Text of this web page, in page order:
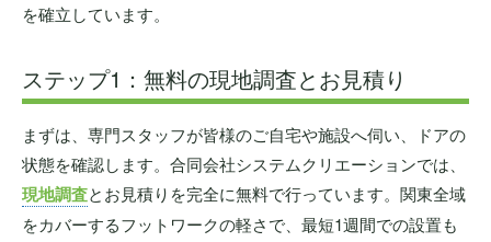
を確立しています。
ステップ1：無料の現地調査とお見積り
まずは、専門スタッフが皆様のご自宅や施設へ伺い、ドアの
状態を確認します。合同会社システムクリエーションでは、
現地調査とお見積りを完全に無料で行っています。関東全域
をカバーするフットワークの軽さで、最短1週間での設置も